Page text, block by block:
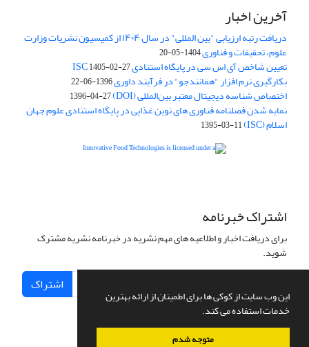
این وب سایت از کوکی ها برای اطمینان از ارائه بهترین
خدمات استفاده می کند.
متوجه شدم
آخرین اخبار
دریافت رتبه ارزیابی "بین المللی" در سال ۱۴۰۴ از کمیسیون نشریات وزارت
علوم، تحقیقات و فناوری1404-05-20
تعیین شاخص آی اس سی در پایگاه استنادی ISC1405-02-27
بکارگیری نرم افزار "همانندجو" در فرآیند داوری1396-06-22
اختصاص شناسه دیجیتال معتبر بین‌المللی (DOI) 1396-04-27
نمایه شدن فصلنامه فناوری های نوین غذایی در پایگاه استنادی علوم جهان
اسلام (ISC) 1395-03-11
اشتراک خبرنامه
برای دریافت اخبار و اطلاعیه های مهم نشریه در خبرنامه نشریه مشترک
شوید.
اشتراک